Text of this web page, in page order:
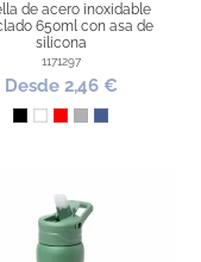
de acero inoxidable
650ml con asa de
silicona
1171297
Desde 2,46 €
NegroBlanco
RojoPlataAzul cobalto